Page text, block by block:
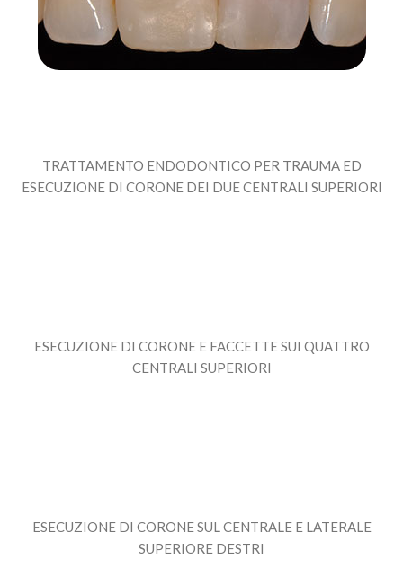
TRATTAMENTO ENDODONTICO PER TRAUMA ED
ESECUZIONE DI CORONE DEI DUE CENTRALI SUPERIORI
ESECUZIONE DI CORONE E FACCETTE SUI QUATTRO
CENTRALI SUPERIORI
ESECUZIONE DI CORONE SUL CENTRALE E LATERALE
SUPERIORE DESTRI